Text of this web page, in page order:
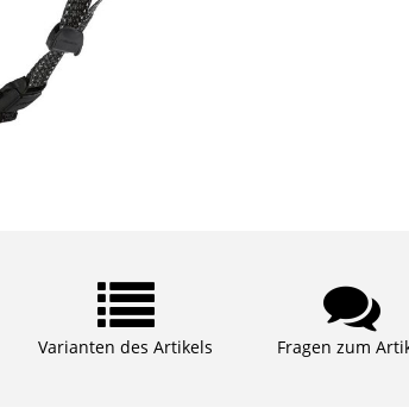
Varianten des Artikels Fragen zum